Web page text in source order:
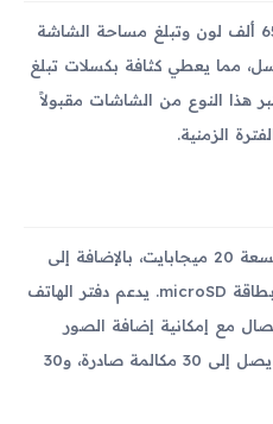
يأتي الجهاز بشاشة TFT تعرض 65 ألف لون وتبلغ مساحة الشاشة
مع دقة 128 × 160 بكسل، مما يعطي كثافة بكسلات تبلغ
يُعتبر هذا النوع من الشاشات مقبولاً
الزمنية.
يحتوي الجهاز على ذاكرة داخلية بسعة 20 ميجابايت، بالإضافة إلى
إمكانية توسيع الذاكرة باستخدام بطاقة microSD. يدعم دفتر الهاتف
إلى 1000 جهة اتصال مع إمكانية إضافة الصور
للمكالمات. أيضاً، يمكن تخزين ما يصل إلى 30 مكالمة صادرة، و30